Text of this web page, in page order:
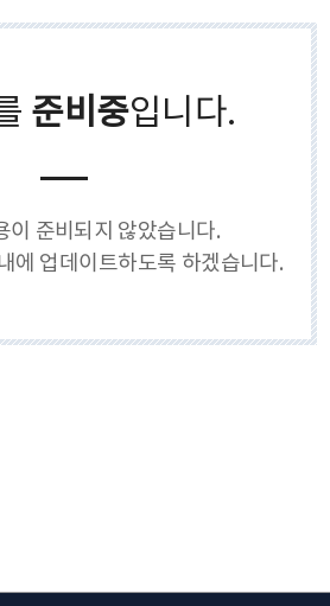
준비중입니다.
이 준비되지 않았습니다.
에 업데이트하도록 하겠습니다.